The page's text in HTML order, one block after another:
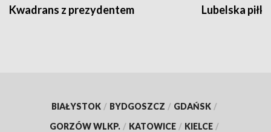
Kwadrans z prezydentem Lubelska piłka
BIAŁYSTOK / BYDGOSZCZ / GDAŃSK /
GORZÓW WLKP. / KATOWICE / KIELCE /